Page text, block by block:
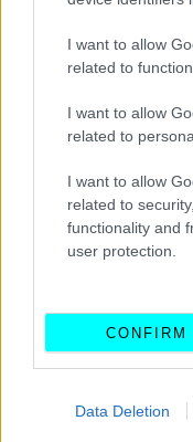
I want to allow
related to
I want to allow
related to
I want to allow
related to
functionality and
user protection.
CONFIRM
Data Deletion